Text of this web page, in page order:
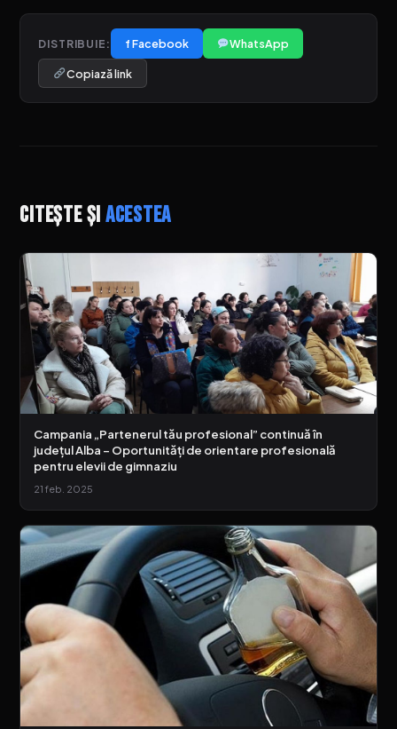
DISTRIBUIE: f Facebook WhatsApp
Copiază link
Citește șiacestea
Campania „Partenerul tău profesional” continuă în
județul Alba – Oportunități de orientare profesională
pentru elevii de gimnaziu
21 feb. 2025